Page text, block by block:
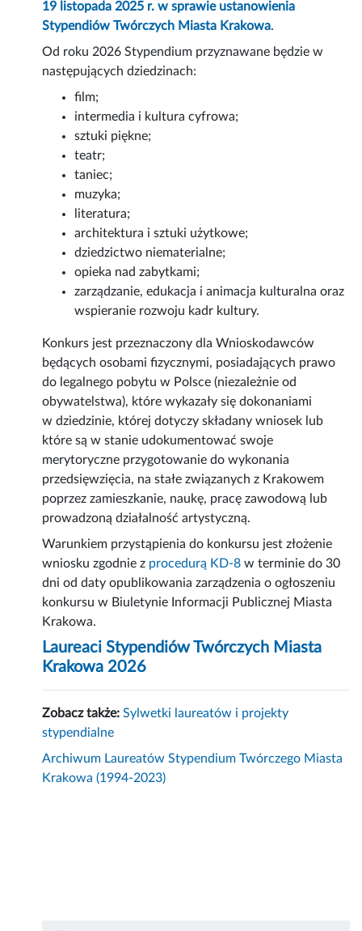
19 listopada 2025 r. w sprawie ustanowienia
Stypendiów Twórczych Miasta Krakowa.
Od roku 2026 Stypendium przyznawane będzie w
następujących dziedzinach:
film;
intermedia i kultura cyfrowa;
sztuki piękne;
teatr;
taniec;
muzyka;
literatura;
architektura i sztuki użytkowe;
dziedzictwo niematerialne;
opieka nad zabytkami;
zarządzanie, edukacja i animacja kulturalna oraz
wspieranie rozwoju kadr kultury.
Konkurs jest przeznaczony dla Wnioskodawców
będących osobami fizycznymi, posiadających prawo
do legalnego pobytu w Polsce (niezależnie od
obywatelstwa), które wykazały się dokonaniami
w dziedzinie, której dotyczy składany wniosek lub
które są w stanie udokumentować swoje
merytoryczne przygotowanie do wykonania
przedsięwzięcia, na stałe związanych z Krakowem
poprzez zamieszkanie, naukę, pracę zawodową lub
prowadzoną działalność artystyczną.
Warunkiem przystąpienia do konkursu jest złożenie
wniosku zgodnie z procedurą KD-8 w terminie do 30
dni od daty opublikowania zarządzenia o ogłoszeniu
konkursu w Biuletynie Informacji Publicznej Miasta
Krakowa.
Laureaci Stypendiów Twórczych Miasta
Krakowa 2026
Zobacz także:Sylwetki laureatów i projekty
stypendialne
Archiwum Laureatów Stypendium Twórczego Miasta
Krakowa (1994-2023)